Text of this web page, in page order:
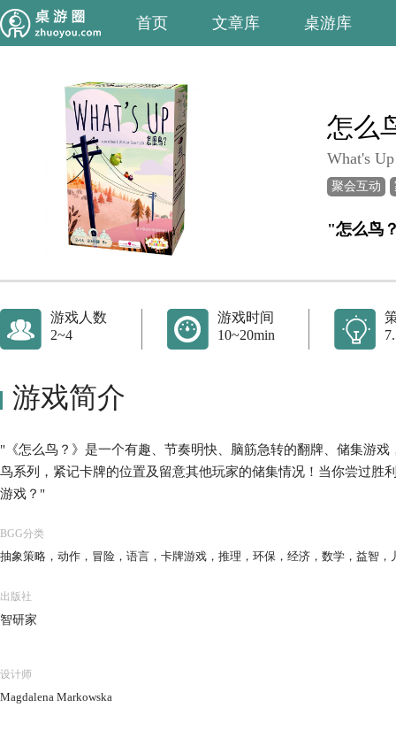
首页 文章库 桌游库
怎么
What's Up
聚会互动
"怎么鸟
游戏人数
2~4
游戏时间
10~20min
游戏简介
"《怎么鸟？》是一个有趣、节奏明快、脑筋急转的翻牌、储集游
鸟系列，紧记卡牌的位置及留意其他玩家的储集情况！当你尝过胜
游戏？"
BGG分类
抽象策略，动作，冒险，语言，卡牌游戏，推理，环保，经济，数学，益智，
出版社
智研家
设计师
Magdalena Markowska